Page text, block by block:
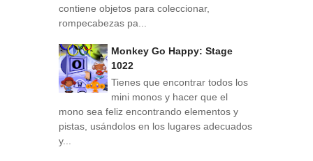
contiene objetos para coleccionar,
rompecabezas pa...
Monkey Go Happy: Stage
1022
Tienes que encontrar todos los
mini monos y hacer que el
mono sea feliz encontrando elementos y
pistas, usándolos en los lugares adecuados
y...